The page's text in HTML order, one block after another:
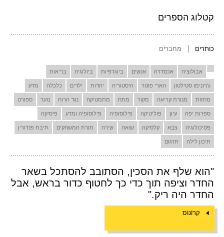
קטלוג הספרים
כותרים מחברים
אבולוציה אכסדרה אנשים ביוגרפיות ביולוגיה בריאות
ג'רונימו סטילטון הארי פוטר היסטוריה יהדות ילדים כלכלה מדע
מחזות מנורת קריאה מקור מתח מתמטיקה נגד הרוח נוער ספורט
ספרות יפה עיון פוליטיקה פילוסופיה פילוסופיה ומדע פיסיקה
פסיכולוגיה צבא קלסיקה שואה שירה תורת המשחקים תיבת פנדורין
תיכון לילה תרגום
"הוא שלף את הסכין, הסתובב להסתכל בשאר
החדר וציפה תוך כדי כך לחטוף כדור בראש, אבל
החדר היה ריק."
קרוֹנוֹס